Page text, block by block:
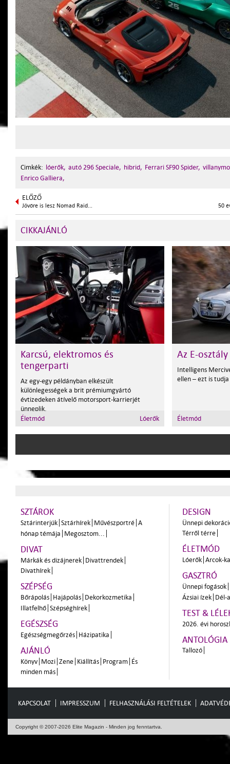
Cimkék: lóerők, autó 296 Speciale, hibrid, Ferrari SF90 Spider,
Enrico Galliera,
ELŐZŐ
Jövőre is lesz Nomad Raid... 50
CIKKAJÁNLÓ
Karcsú, elektromos és
tengerparti
Az egy-egy példányban elkészült
különlegességek a brit prémiumgyártó
évtizedeken átívelő motorsport-karrierjét
ünneplik.
Életmód
Lóerők
Az E-
Intelligens
ellen – ezt is
Életmód
SZTÁROK
Sztárinterjúk Sztárhírek Művészportré A
hónap témája Megosztom...
DIVAT
Márkák és dizájnerek Divattrendek
Divathírek
SZÉPSÉG
Bőrápolás Hajápolás Dekorkozmetika
Illatfelhő Szépséghírek
EGÉSZSÉG
Egészségmegőrzés Házipatika
AJÁNLÓ
Könyv Mozi Zene Kiállítás Program És
minden más
DESIGN
Ünnepi
Térről térre
ÉLETMÓD
Lóerők Arcok-
GASZTRÓ
Ünnepi fogások
Ázsiai ízek Dél-
TEST &
2026. évi
ANTOLÓGIA
Tallozó
KAPCSOLAT IMPRESSZUM FELHASZNÁLÁSI FELTÉTELEK
Copyright © 2007-2026 Elite Magazin - Minden jog fenntartva.